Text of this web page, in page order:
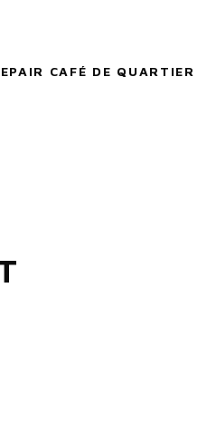
CAFÉ DE QUARTIER